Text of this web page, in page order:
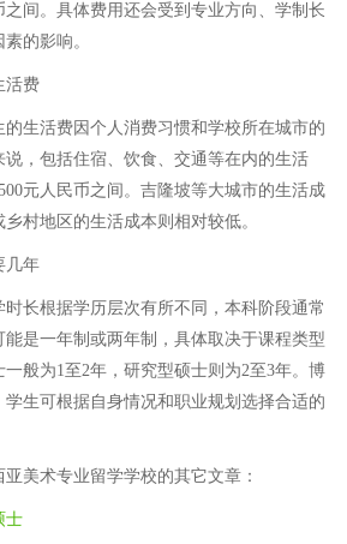
间。具体费用还会受到专业方向、学制长
的影响。
活费
生活费因个人消费习惯和学校所在城市的
，包括住宿、饮食、交通等在内的生活
元人民币之间。吉隆坡等大城市的生活成
村地区的生活成本则相对较低。
几年
长根据学历层次有所不同，本科阶段通常
是一年制或两年制，具体取决于课程类型
般为1至2年，研究型硕士则为2至3年。博
生可根据自身情况和职业规划选择合适的
亚美术专业留学学校的其它文章：
士